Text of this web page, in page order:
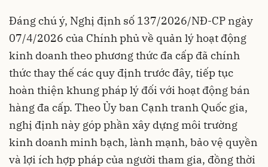
Đáng chú ý, Nghị định số 137/2026/NĐ-CP ngày
07/4/2026 của Chính phủ về quản lý hoạt động
kinh doanh theo phương thức đa cấp đã chính
thức thay thế các quy định trước đây, tiếp tục
hoàn thiện khung pháp lý đối với hoạt động bán
hàng đa cấp. Theo Ủy ban Cạnh tranh Quốc gia,
nghị định này góp phần xây dựng môi trường
kinh doanh minh bạch, lành mạnh, bảo vệ quyền
và lợi ích hợp pháp của người tham gia, đồng thời